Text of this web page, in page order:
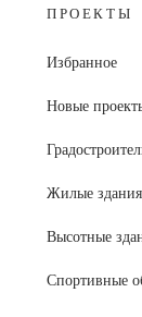
ПРОЕКТЫ
Избранное
Новые
Жилые
Высотные
Спортивные